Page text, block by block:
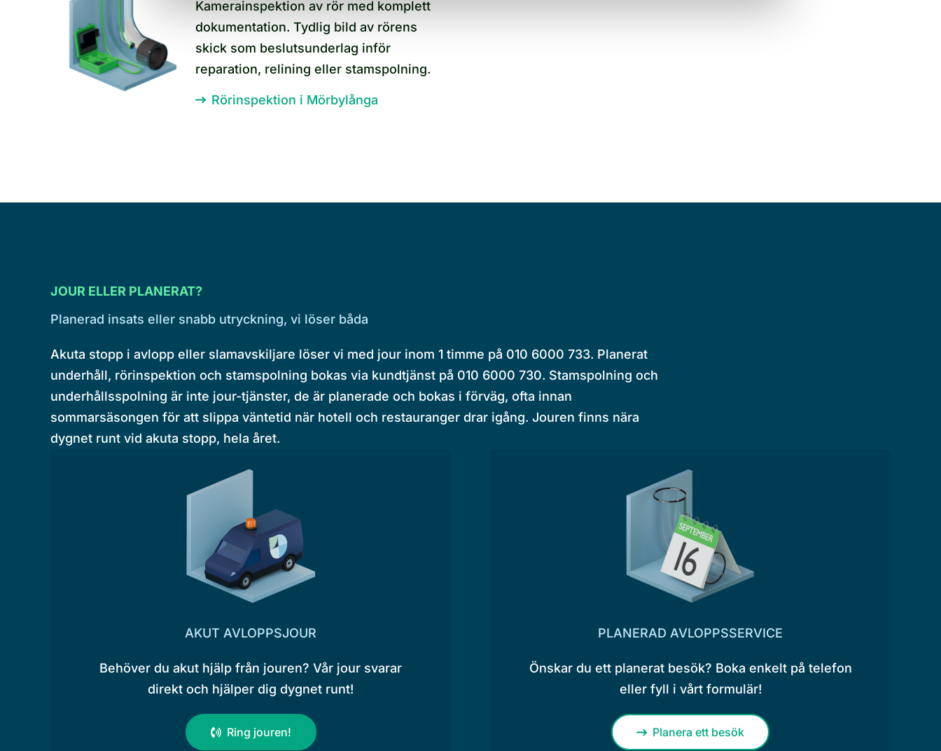
Kamerainspektion av rör med komplett
dokumentation. Tydlig bild av rörens
skick som beslutsunderlag inför
reparation, relining eller stamspolning.
Rörinspektion i Mörbylånga
JOUR ELLER PLANERAT?
Planerad insats eller snabb utryckning, vi löser båda
Akuta stopp i avlopp eller slamavskiljare löser vi med jour inom 1 timme på 010 6000 733. Planerat
underhåll, rörinspektion och stamspolning bokas via kundtjänst på 010 6000 730. Stamspolning och
underhållsspolning är inte jour-tjänster, de är planerade och bokas i förväg, ofta innan
sommarsäsongen för att slippa väntetid när hotell och restauranger drar igång. Jouren finns nära
dygnet runt vid akuta stopp, hela året.
AKUT AVLOPPSJOUR
Behöver du akut hjälp från jouren? Vår jour svarar
direkt och hjälper dig dygnet runt!
Ring jouren!
PLANERAD AVLOPPSSERVICE
Önskar du ett planerat besök? Boka enkelt på telefon
eller fyll i vårt formulär!
Planera ett besök